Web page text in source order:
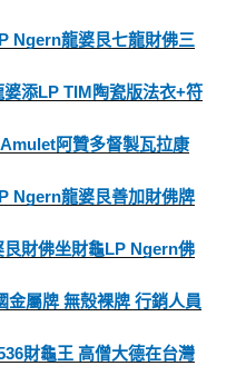
Ngern龍婆艮七龍財佛三
添LP TIM陶瓷版法衣+符
阿贊多督製瓦拉康
Ngern龍婆艮善加財佛牌
財佛坐財龜LP Ngern佛
金屬牌 無殼裸牌 行銷人員
財龜王 高僧大德在台灣